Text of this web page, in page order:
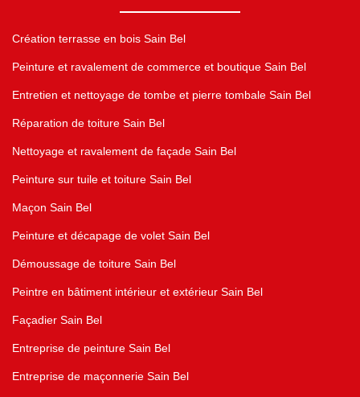
Création terrasse en bois Sain Bel
Peinture et ravalement de commerce et boutique Sain Bel
Entretien et nettoyage de tombe et pierre tombale Sain Bel
Réparation de toiture Sain Bel
Nettoyage et ravalement de façade Sain Bel
Peinture sur tuile et toiture Sain Bel
Maçon Sain Bel
Peinture et décapage de volet Sain Bel
Démoussage de toiture Sain Bel
Peintre en bâtiment intérieur et extérieur Sain Bel
Façadier Sain Bel
Entreprise de peinture Sain Bel
Entreprise de maçonnerie Sain Bel